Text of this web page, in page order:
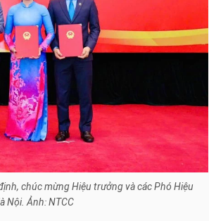
chúc mừng Hiệu trưởng và các Phó Hiệu
Nội. Ảnh: NTCC